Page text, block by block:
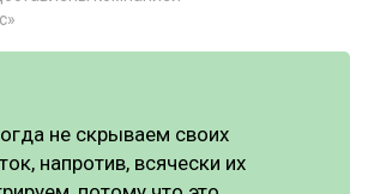
не скрываем своих
напротив, всячески их